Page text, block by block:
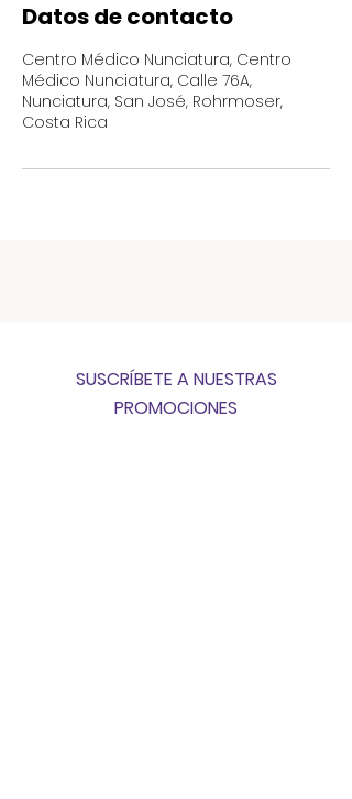
Datos de contacto
Centro Médico Nunciatura, Centro
Médico Nunciatura, Calle 76A,
Nunciatura, San José, Rohrmoser,
Costa Rica
SUSCRÍBETE A NUESTRAS
PROMOCIONES